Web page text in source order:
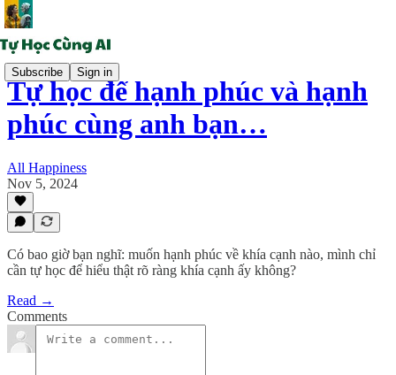
Subscribe Sign in
Tự học để hạnh phúc và hạnh
phúc cùng anh bạn…
All Happiness
Nov 5, 2024
Có bao giờ bạn nghĩ: muốn hạnh phúc về khía cạnh nào, mình chỉ
cần tự học để hiểu thật rõ ràng khía cạnh ấy không?
Read →
Comments